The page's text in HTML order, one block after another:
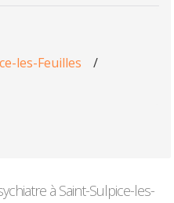
les-Feuilles
/
à Saint-Sulpice-les-